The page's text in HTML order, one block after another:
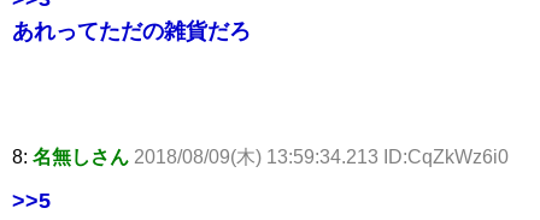
あれってただの雑貨だろ
8: 名無しさん 2018/08/09(木) 13:59:34.213 ID:CqZkWz6i0
>>5